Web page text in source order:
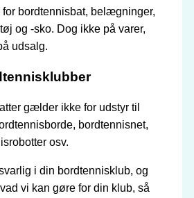
bordtennisbat, belægninger,
og -sko. Dog ikke på varer,
udsalg.
gælder ikke for udstyr til
bordtennisnet,
osv.
i din bordtennisklub, og
vi kan gøre for din klub, så